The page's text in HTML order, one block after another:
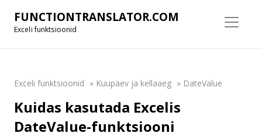
FUNCTIONTRANSLATOR.COM
Exceli funktsioonid
Exceli funktsioonid » Kuupäev ja kellaaeg » DateValue
Kuidas kasutada Excelis
DateValue-funktsiooni